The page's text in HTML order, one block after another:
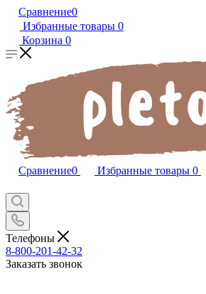
Сравнение0
Избранные товары 0
Корзина 0
Сравнение0 Избранные товары 0
Телефоны
8-800-201-42-32
Заказать звонок